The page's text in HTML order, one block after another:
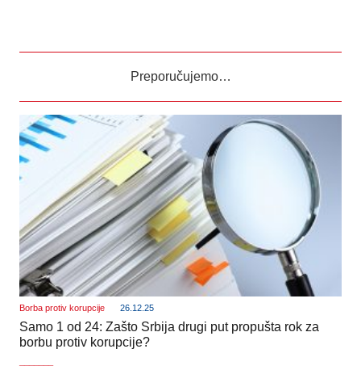
Preporučujemo…
Borba protiv korupcije 26.12.25
Samo 1 od 24: Zašto Srbija drugi put propušta rok za
borbu protiv korupcije?